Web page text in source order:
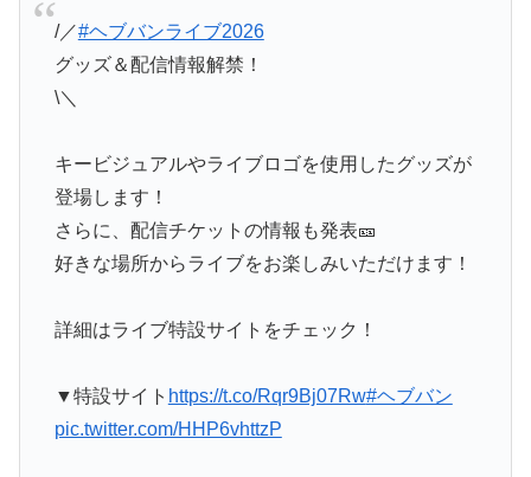
/／#ヘブバンライブ2026
グッズ＆配信情報解禁！
\＼
キービジュアルやライブロゴを使用したグッズが
登場します！
さらに、配信チケットの情報も発表🎫
好きな場所からライブをお楽しみいただけます！
詳細はライブ特設サイトをチェック！
▼特設サイト https://t.co/Rqr9Bj07Rw#ヘブバン
pic.twitter.com/HHP6vhttzP